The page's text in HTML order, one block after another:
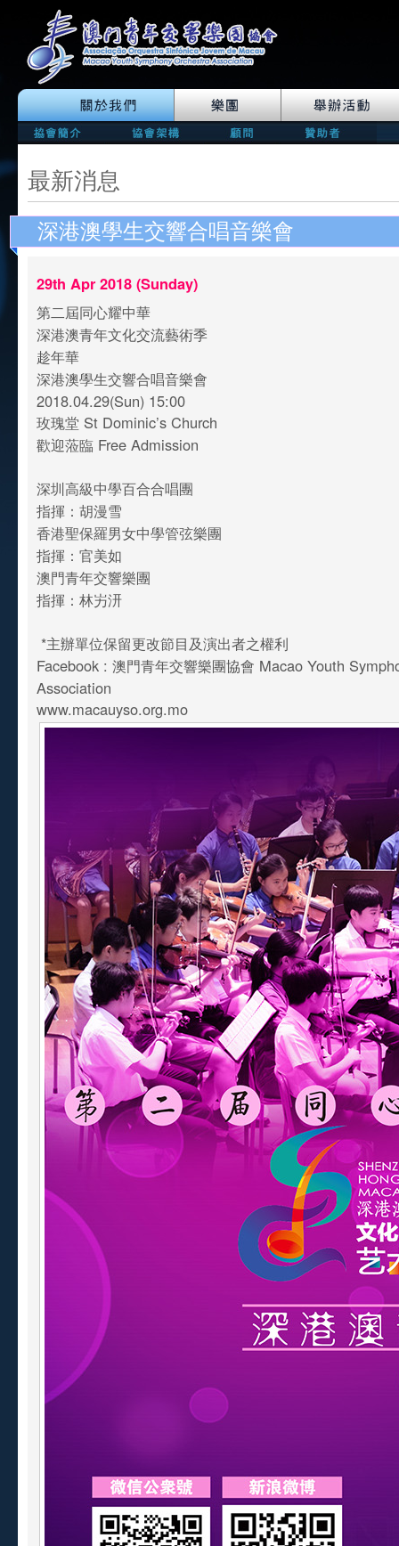
最新消息
深港澳學生交響合唱音樂會
29th Apr 2018 (Sunday)
第二屆同心耀中華
深港澳青年文化交流藝術季
趁年華
深港澳學生交響合唱音樂會
2018.04.29(Sun) 15:00
玫瑰堂 St Dominic’s Church
歡迎蒞臨 Free Admission
深圳高級中學百合合唱團
指揮：胡漫雪
香港聖保羅男女中學管弦樂團
指揮：官美如
澳門青年交響樂團
指揮：林屴汧
*主辦單位保留更改節目及演出者之權利
Facebook : 澳門青年交響樂團協會 Macao Youth
Association
www.macauyso.org.mo